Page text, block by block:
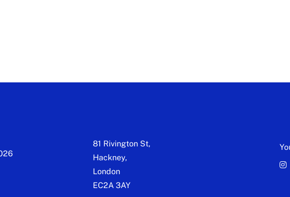
81 Rivington St,
Hackney,
London
EC2A 3AY